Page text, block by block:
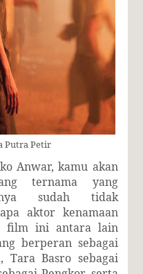
Putra Petir
Anwar, kamu akan
ternama yang
sudah tidak
aktor kenamaan
film ini antara lain
berperan sebagai
Tara Basro sebagai